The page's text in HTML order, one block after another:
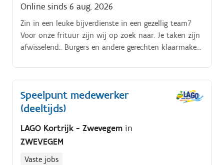
Online sinds 6 aug. 2026
Zin in een leuke bijverdienste in een gezellig team?
Voor onze frituur zijn wij op zoek naar. Je taken zijn
afwisselend:. Burgers en andere gerechten klaarmaken.
klanten helpen.
Speelpunt medewerker
(deeltijds)
LAGO Kortrijk - Zwevegem in
ZWEVEGEM
Vaste jobs